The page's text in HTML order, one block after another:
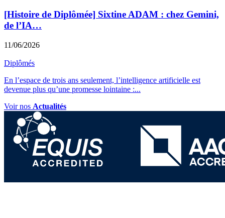
[Histoire de Diplômée] Sixtine ADAM : chez Gemini,
de l’IA…
11/06/2026
Diplômés
En l’espace de trois ans seulement, l’intelligence artificielle est
devenue plus qu’une promesse lointaine :...
Voir nos Actualités